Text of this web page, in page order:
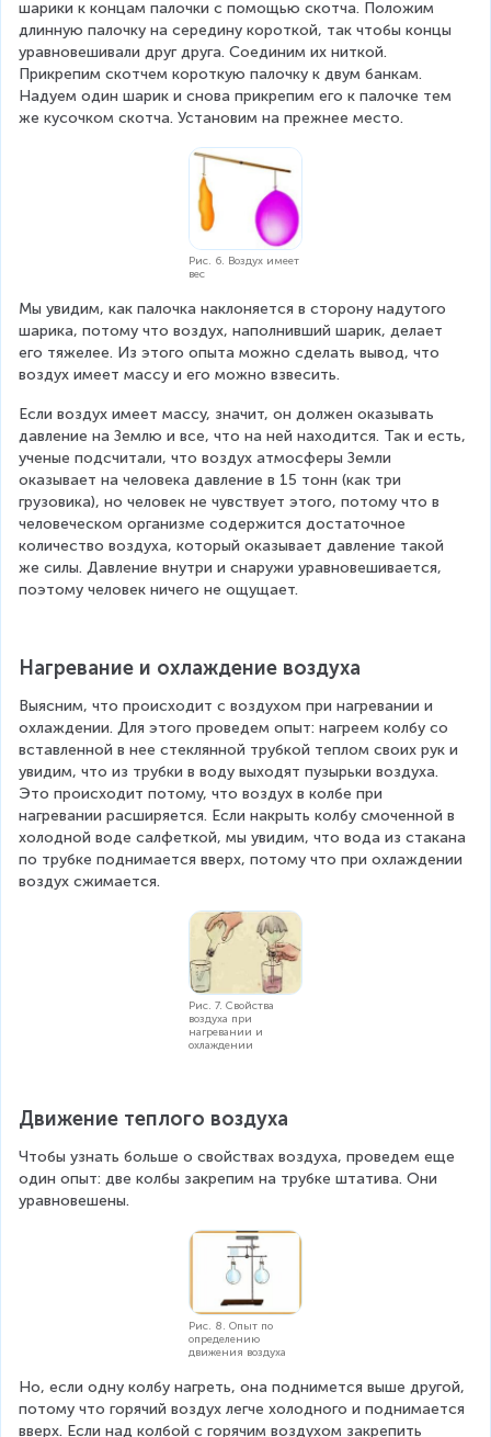
шарики к концам палочки с помощью скотча. Положим
длинную палочку на середину короткой, так чтобы концы
уравновешивали друг друга. Соединим их ниткой.
Прикрепим скотчем короткую палочку к двум банкам.
Надуем один шарик и снова прикрепим его к палочке тем
же кусочком скотча. Установим на прежнее место.
Рис. 6. Воздух имеет
вес
Мы увидим, как палочка наклоняется в сторону надутого
шарика, потому что воздух, наполнивший шарик, делает
его тяжелее. Из этого опыта можно сделать вывод, что
воздух имеет массу и его можно взвесить.
Если воздух имеет массу, значит, он должен оказывать
давление на Землю и все, что на ней находится. Так и есть,
ученые подсчитали, что воздух атмосферы Земли
оказывает на человека давление в 15 тонн (как три
грузовика), но человек не чувствует этого, потому что в
человеческом организме содержится достаточное
количество воздуха, который оказывает давление такой
же силы. Давление внутри и снаружи уравновешивается,
поэтому человек ничего не ощущает.
Нагревание и охлаждение воздуха
Выясним, что происходит с воздухом при нагревании и
охлаждении. Для этого проведем опыт: нагреем колбу со
вставленной в нее стеклянной трубкой теплом своих рук и
увидим, что из трубки в воду выходят пузырьки воздуха.
Это происходит потому, что воздух в колбе при
нагревании расширяется. Если накрыть колбу смоченной в
холодной воде салфеткой, мы увидим, что вода из стакана
по трубке поднимается вверх, потому что при охлаждении
воздух сжимается.
Рис. 7. Свойства
воздуха при
нагревании и
охлаждении
Движение теплого воздуха
Чтобы узнать больше о свойствах воздуха, проведем еще
один опыт: две колбы закрепим на трубке штатива. Они
уравновешены.
Рис. 8. Опыт по
определению
движения воздуха
Но, если одну колбу нагреть, она поднимется выше другой,
потому что горячий воздух легче холодного и поднимается
вверх. Если над колбой с горячим воздухом закрепить